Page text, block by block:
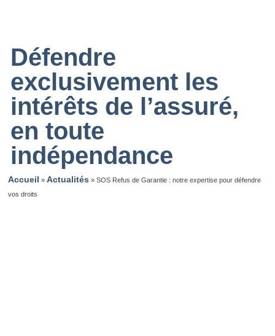
Défendre
exclusivement les
intérêts de l’assuré,
en toute
indépendance
Accueil » Actualités » SOS Refus de Garantie : notre expertise pour défendre
vos droits